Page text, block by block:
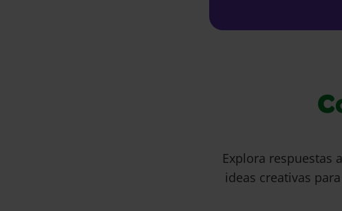
Explora respuestas
ideas creativas